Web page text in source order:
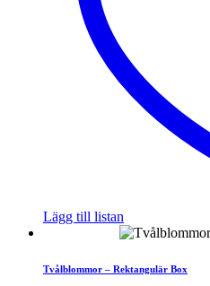
Lägg till listan
Tvålblommor – Rektangulär Box